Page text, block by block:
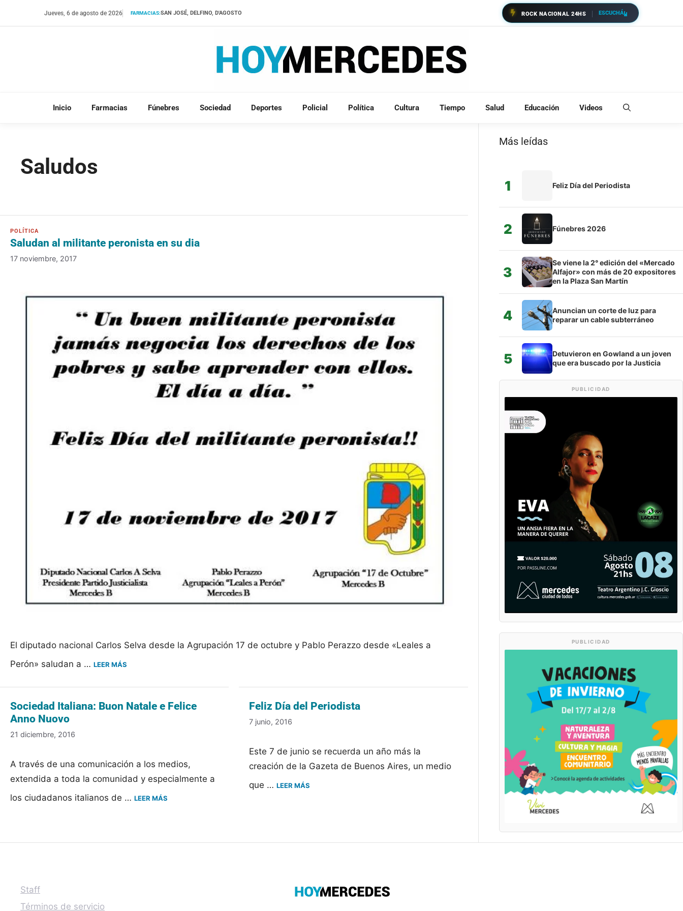
Jueves, 6 de agosto de 2026 FARMACIAS:SAN JOSÉ, DELFINO, D'AGOSTO ROCK NACIONAL 24HS ESCUCHÁ
Inicio Farmacias Fúnebres Sociedad Deportes Policial Política Cultura Tiempo Salud Educación Videos
Saludos
Saludan al militante peronista en su dia
17 noviembre, 2017
El diputado nacional Carlos Selva desde la Agrupación 17 de octubre y Pablo Perazzo desde «Leales a
Perón» saludan a … LEER MÁS
Sociedad Italiana: Buon Natale e Felice
Anno Nuovo
21 diciembre, 2016
A través de una comunicación a los medios,
extendida a toda la comunidad y especialmente a
los ciudadanos italianos de … LEER MÁS
Feliz Día del Periodista
7 junio, 2016
Este 7 de junio se recuerda un año más la
creación de la Gazeta de Buenos Aires, un medio
que …LEER MÁS
Más leídas
1 Feliz Día del Periodista
2 Fúnebres 2026
3
Se viene la 2° edición del «Mercado
Alfajor» con más de 20 expositores
en la Plaza San Martín
4
Anuncian un corte de luz para
reparar un cable subterráneo
5
Detuvieron en Gowland a un joven
que era buscado por la Justicia
PUBLICIDAD
PUBLICIDAD
Staff
Términos de servicio